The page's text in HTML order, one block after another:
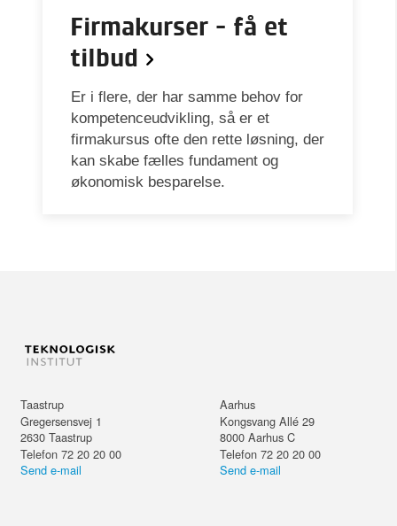
Firmakurser - få et
tilbud
Er i flere, der har samme behov for
kompetenceudvikling, så er et
firmakursus ofte den rette løsning, der
kan skabe fælles fundament og
økonomisk besparelse.
Taastrup
Gregersensvej 1
2630 Taastrup
Telefon 72 20 20 00
Send e-mail
Aarhus
Kongsvang Allé 29
8000 Aarhus C
Telefon 72 20 20 00
Send e-mail